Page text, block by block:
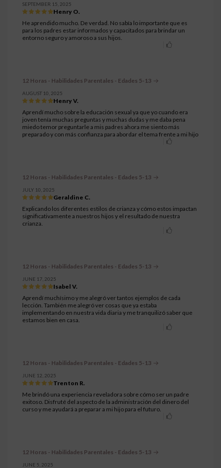
SEPTEMBER 15, 2025
Henry O.
He aprendido mucho. De verdad. No sabía lo importante que es
para los padres estar informados y capacitados para brindar un
entorno seguro y amoroso a sus hijos.
12 Horas - Habilidades Parentales - Edades 5-13
AUGUST 10, 2025
Henry V.
Aprendí mucho sobre la educación sexual ya que yo cuando era
joven tenía muchas preguntas y muchas dudas y me daba pena
miedo temor preguntarle a mis padres ahora me siento más
preparado y con más confianza para abordar el tema frente a mi hijo
12 Horas - Habilidades Parentales - Edades 5-13
JULY 10, 2025
Geraldine C.
Explicando los diferentes estilos de crianza y cómo estos impactan
significativamente a nuestros hijos y el resultado de nuestra
crianza.
12 Horas - Habilidades Parentales - Edades 5-13
JUNE 17, 2025
Isabel V.
Aprendí muchísimo y me alegró ver tantos ejemplos de cada
lección. También me alegró ver cosas que ya estaba
implementando en nuestra vida diaria y me tranquilizó saber que
estamos bien en casa.
12 Horas - Habilidades Parentales - Edades 5-13
JUNE 12, 2025
Trenton R.
Me brindó una experiencia reveladora sobre cómo ser un padre
exitoso. Disfruté del aspecto de la administración del dinero del
curso y me ayudará a preparar a mi hijo para el futuro.
12 Horas - Habilidades Parentales - Edades 5-13
JUNE 5, 2025